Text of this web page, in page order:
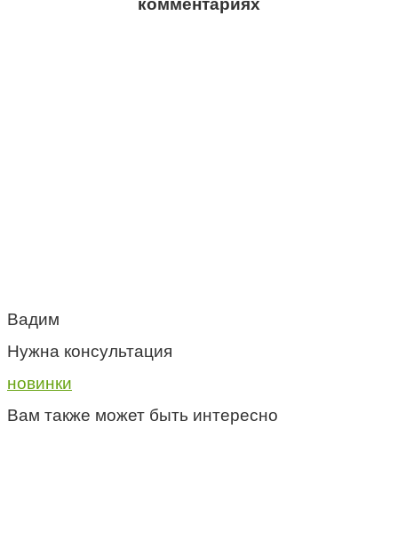
комментариях
Вадим
Нужна консультация
новинки
Вам также может быть интересно